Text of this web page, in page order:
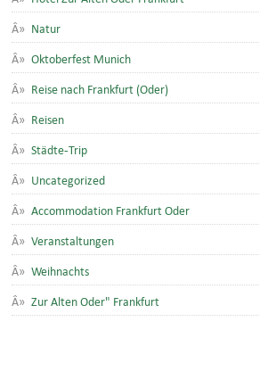
Natur
Oktoberfest Munich
Reise nach Frankfurt (Oder)
Reisen
Städte-Trip
Uncategorized
Accommodation Frankfurt Oder
Veranstaltungen
Weihnachts
Zur Alten Oder" Frankfurt